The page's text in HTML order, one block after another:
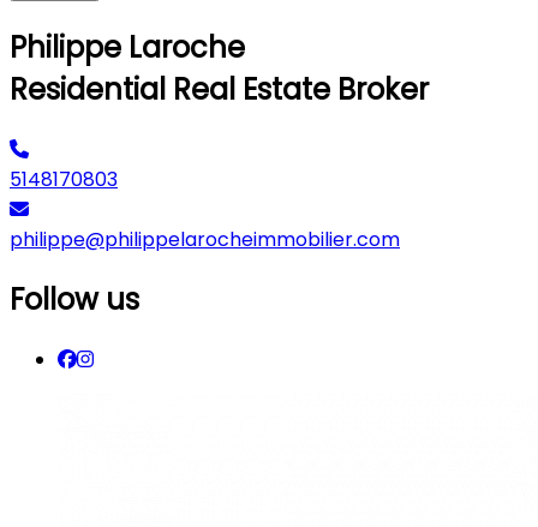
Philippe Laroche
Residential Real Estate Broker
5148170803
philippe@philippelarocheimmobilier.com
Follow us